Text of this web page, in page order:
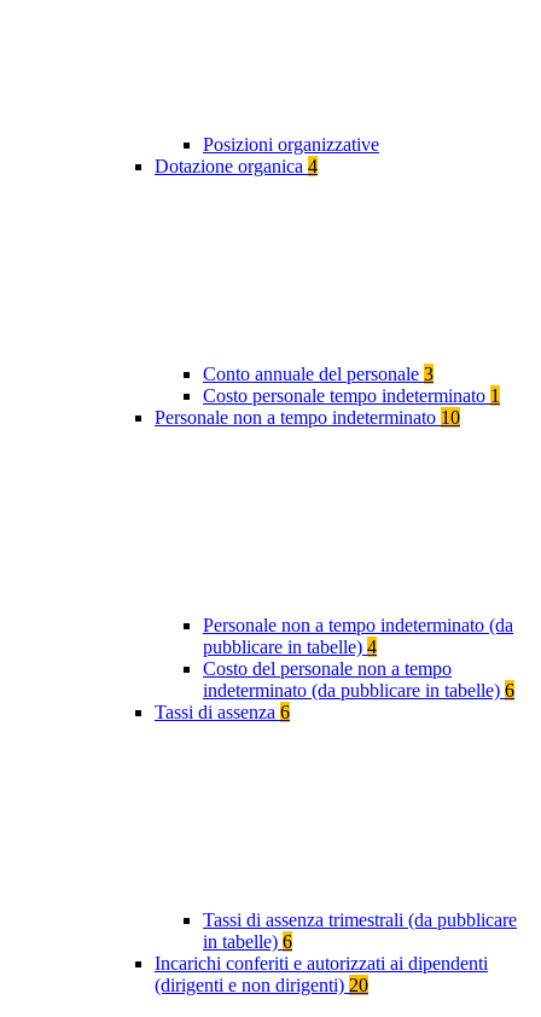
Posizioni organizzative
Dotazione organica 4
Conto annuale del personale 3
Costo personale tempo indeterminato 1
Personale non a tempo indeterminato 10
Personale non a tempo indeterminato (da
pubblicare in tabelle) 4
Costo del personale non a tempo
indeterminato (da pubblicare in tabelle) 6
Tassi di assenza 6
Tassi di assenza trimestrali (da pubblicare
in tabelle) 6
Incarichi conferiti e autorizzati ai dipendenti
(dirigenti e non dirigenti) 20